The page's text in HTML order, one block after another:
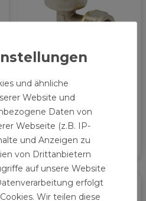
Pipetec Klemmring
Schraubfitting Winkel
16x2 90° - 3/4 Zoll IG
4,29 € *
und ähnliche
Website und
Daten von
Webseite (z.B. IP-
und Anzeigen zu
von Drittanbietern
auf unsere Website
erfolgt
Wir teilen diese